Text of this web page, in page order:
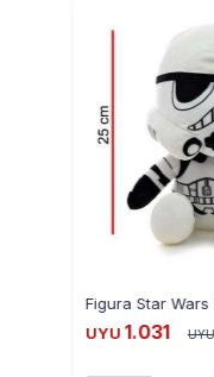
Figura Star
UYU 1.031 UYU